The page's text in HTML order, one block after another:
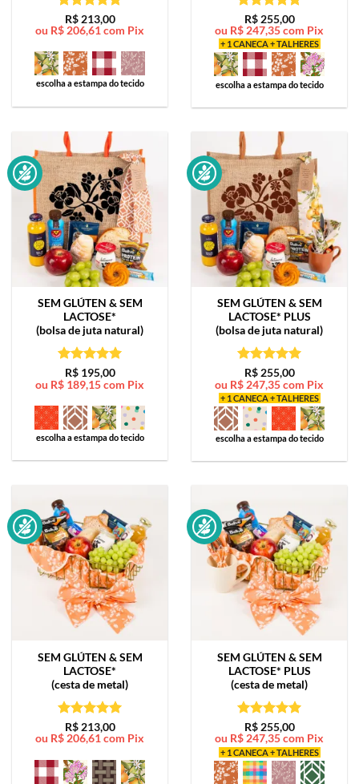
Avaliação5
de 5
R$213,00
ou R$ 206,61 com Pix
escolha a estampa do tecido
Avaliação5
de 5
R$255,00
ou R$ 247,35com Pix
+ 1 CANECA + TALHERES
escolha a estampa do tecido
SEM GLÚTEN & SEM
LACTOSE*
(bolsa de juta natural)
Avaliação5
de 5
R$195,00
ou R$ 189,15com Pix
escolha a estampa do tecido
SEM GLÚTEN & SEM
LACTOSE* PLUS
(bolsa de juta natural)
Avaliação5
de 5
R$255,00
ou R$ 247,35com Pix
+ 1 CANECA + TALHERES
escolha a estampa do tecido
SEM GLÚTEN & SEM
LACTOSE*
(cesta de metal)
Avaliação5
de 5
R$213,00
ou R$206,61com Pix
SEM GLÚTEN & SEM
LACTOSE* PLUS
(cesta de metal)
Avaliação5
de 5
R$255,00
ou R$247,35com Pix
+ 1 CANECA + TALHERES